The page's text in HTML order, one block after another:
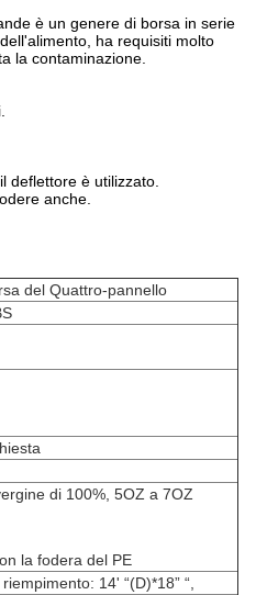
è un genere di borsa in serie
ha requisiti molto
la contaminazione.
deflettore è utilizzato.
anche.
del Quattro-pannello
di 100%, 5OZ a 7OZ
la fodera del PE
14' “(D)*18” “,